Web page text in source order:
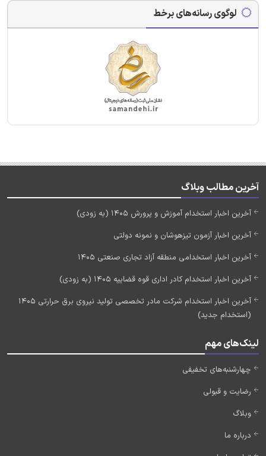
لوگوی رسانه‌های برخط
آخرین مطالب وبلاگ
آخرین اخبار استخدام آموزش و پرورش 1405 (به زودی)
آخرین اخبار آزمون تیزهوشان و نمونه دولتی
آخرین اخبار استخدامی منطقه آزاد تجاری صنعتی 1405
آخرین اخبار استخدام کادر اداری قوه قضاییه 1405 (به زودی)
آخرین اخبار استخدام شرکت مادر تخصصی تولید نیروی برق حرارتی 1405
(استخدام جدید)
لینک‌های مهم
چهارشنبه‌های تخفیفی
رضایت و قبولی
وبلاگ
درباره ما